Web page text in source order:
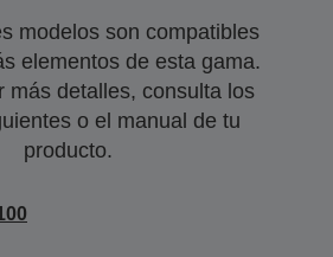
modelos son compatibles
elementos de esta gama.
más detalles, consulta los
o el manual de tu
producto.